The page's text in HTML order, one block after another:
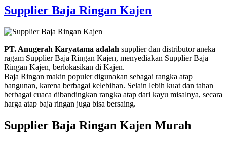
Supplier Baja Ringan Kajen
PT. Anugerah Karyatama adalah supplier dan distributor aneka
ragam Supplier Baja Ringan Kajen, menyediakan Supplier Baja
Ringan Kajen, berlokasikan di Kajen.
Baja Ringan makin populer digunakan sebagai rangka atap
bangunan, karena berbagai kelebihan. Selain lebih kuat dan tahan
berbagai cuaca dibandingkan rangka atap dari kayu misalnya, secara
harga atap baja ringan juga bisa bersaing.
Supplier Baja Ringan Kajen Murah